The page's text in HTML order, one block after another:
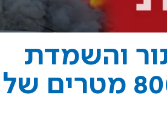
והשמדת
פירים ותוואי מנהור באורך 800 מטרים של